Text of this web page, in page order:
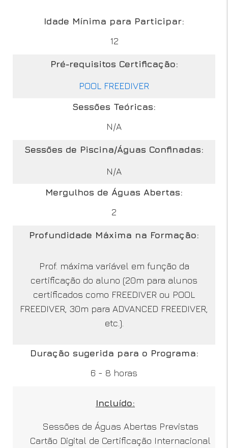
Idade Mínima para Participar:
12
Pré-requisitos Certificação:
POOL FREEDIVER
Sessões Teóricas:
N/A
Sessões de Piscina/Águas Confinadas:
N/A
Mergulhos de Águas Abertas:
2
Profundidade Máxima na Formação:
Prof. máxima variável em função da
certificação do aluno (20m para alunos
certificados como FREEDIVER ou POOL
FREEDIVER, 30m para ADVANCED FREEDIVER,
etc.).
Duração sugerida para o Programa:
6 - 8 horas
Incluído:
Sessões de Águas Abertas Previstas
Cartão Digital de Certificação Internacional